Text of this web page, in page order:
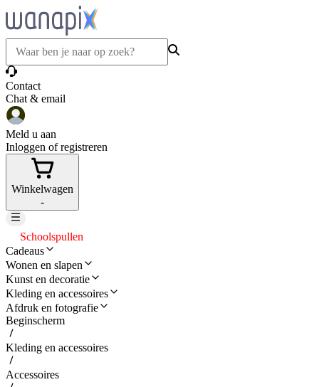
Contact
Chat & email
Meld u aan
Inloggen of registreren
Winkelwagen
-
Schoolspullen
Cadeaus
Wonen en slapen
Kunst en decoratie
Kleding en accessoires
Afdruk en fotografie
Beginscherm
Kleding en accessoires
Accessoires